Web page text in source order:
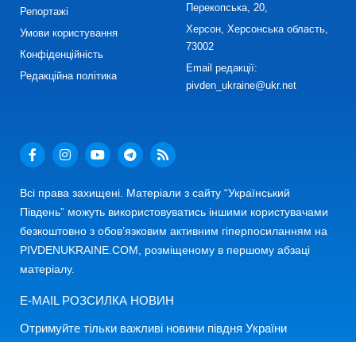
Репортажі
Умови користування
Конфіденційність
Редакційна політика
Перекопська, 20,
Херсон, Херсонська область,
73002
Email редакції:
pivden_ukraine@ukr.net
Всі права захищені. Матеріали з сайту “Український
Південь” можуть використовуватись іншими користувачами
безкоштовно з обов’язковим активним гіперпосиланням на
PIVDENUKRAINE.COM, розміщеному в першому абзаці
матеріалу.
E-MAIL РОЗСИЛКА НОВИН
Отримуйте тільки важливі новини півдня України